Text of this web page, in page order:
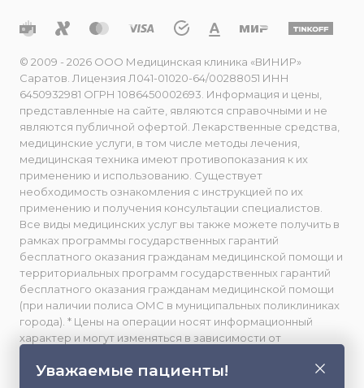
© 2009 - 2026 ООО Медицинская клиника «ВИНИР»
Саратов. Лицензия Л041-01020-64/00288051 ИНН
6450932981 ОГРН 1086450002693. Информация и цены,
представленные на сайте, являются справочными и не
являются публичной офертой. Лекарственные средства,
медицинские услуги, в том числе методы лечения,
медицинская техника имеют противопоказания к их
применению и использованию. Существует
необходимость ознакомления с инструкцией по их
применению и получения консультации специалистов.
Все виды медицинских услуг вы также можете получить в
рамках программы государственных гарантий
бесплатного оказания гражданам медицинской помощи и
территориальных программ государственных гарантий
бесплатного оказания гражданам медицинской помощи
(при наличии полиса ОМС в муниципальных поликлиниках
города). * Цены на операции носят информационный
характер и могут изменяться в зависимости от
Facebook принадлежит компании Meta, признанной
Уважаемые пациенты!